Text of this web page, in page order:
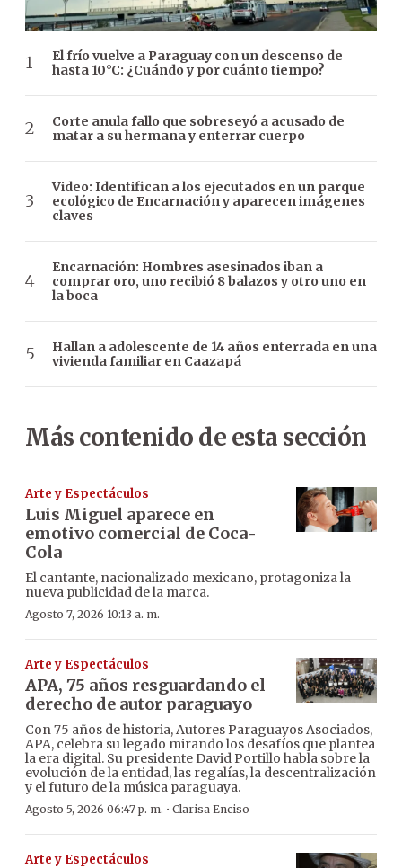
El frío vuelve a Paraguay con un descenso de
hasta 10°C: ¿Cuándo y por cuánto tiempo?
Corte anula fallo que sobreseyó a acusado de
matar a su hermana y enterrar cuerpo
Video: Identifican a los ejecutados en un parque
ecológico de Encarnación y aparecen imágenes
claves
Encarnación: Hombres asesinados iban a
comprar oro, uno recibió 8 balazos y otro uno en
la boca
Hallan a adolescente de 14 años enterrada en una
vivienda familiar en Caazapá
Más contenido de esta sección
Arte y Espectáculos
Luis Miguel aparece en
emotivo comercial de Coca-
Cola
El cantante, nacionalizado mexicano, protagoniza la
nueva publicidad de la marca.
Agosto 7, 2026 10:13 a. m.
Arte y Espectáculos
APA, 75 años resguardando el
derecho de autor paraguayo
Con 75 años de historia, Autores Paraguayos Asociados,
APA, celebra su legado mirando los desafíos que plantea
la era digital. Su presidente David Portillo habla sobre la
evolución de la entidad, las regalías, la descentralización
y el futuro de la música paraguaya.
Agosto 5, 2026 06:47 p. m. · Clarisa Enciso
Arte y Espectáculos